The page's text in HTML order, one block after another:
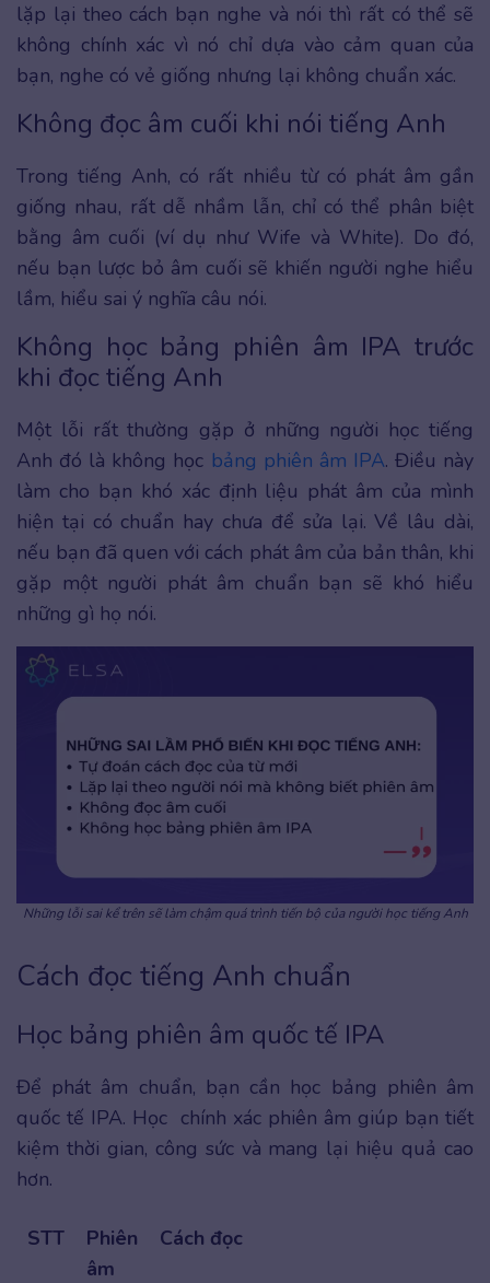
lặp lại theo cách bạn nghe và nói thì rất có thể sẽ
không chính xác vì nó chỉ dựa vào cảm quan của
bạn, nghe có vẻ giống nhưng lại không chuẩn xác.
Không đọc âm cuối khi nói tiếng Anh
Trong tiếng Anh, có rất nhiều từ có phát âm gần
giống nhau, rất dễ nhầm lẫn, chỉ có thể phân biệt
bằng âm cuối (ví dụ như Wife và White). Do đó,
nếu bạn lược bỏ âm cuối sẽ khiến người nghe hiểu
lầm, hiểu sai ý nghĩa câu nói.
Không học bảng phiên âm IPA trước
khi đọc tiếng Anh
Một lỗi rất thường gặp ở những người học tiếng
Anh đó là không học bảng phiên âm IPA. Điều này
làm cho bạn khó xác định liệu phát âm của mình
hiện tại có chuẩn hay chưa để sửa lại. Về lâu dài,
nếu bạn đã quen với cách phát âm của bản thân, khi
gặp một người phát âm chuẩn bạn sẽ khó hiểu
những gì họ nói.
Những lỗi sai kể trên sẽ làm chậm quá trình tiến bộ của người học tiếng Anh
Cách đọc tiếng Anh chuẩn
Học bảng phiên âm quốc tế IPA
Để phát âm chuẩn, bạn cần học bảng phiên âm
quốc tế IPA. Học chính xác phiên âm giúp bạn tiết
kiệm thời gian, công sức và mang lại hiệu quả cao
hơn.
STT
Phiên
âm
Cách đọc